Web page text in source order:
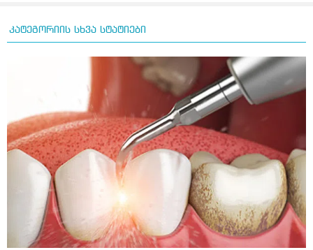
კატეგორიის სხვა სტატიები